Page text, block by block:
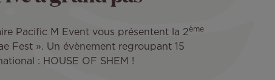
Pacific M Event vous présentent la 2ème
Fest ». Un évènement regroupant 15
: HOUSE OF SHEM !